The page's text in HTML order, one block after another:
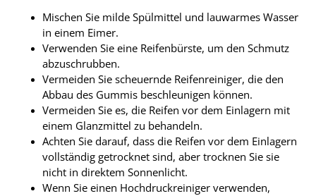
Mischen Sie milde Spülmittel und lauwarmes Wasser
in einem Eimer.
Verwenden Sie eine Reifenbürste, um den Schmutz
abzuschrubben.
Vermeiden Sie scheuernde Reifenreiniger, die den
Abbau des Gummis beschleunigen können.
Vermeiden Sie es, die Reifen vor dem Einlagern mit
einem Glanzmittel zu behandeln.
Achten Sie darauf, dass die Reifen vor dem Einlagern
vollständig getrocknet sind, aber trocknen Sie sie
nicht in direktem Sonnenlicht.
Wenn Sie einen Hochdruckreiniger verwenden,